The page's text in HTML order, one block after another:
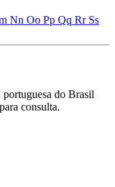
Nn Oo Pp Qq Rr Ss
do Brasil
consulta.